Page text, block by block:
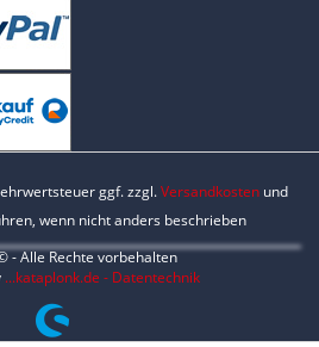
ggf. zzgl.Versandkosten und
wenn nicht anders beschrieben
- Alle Rechte vorbehalten
...kataplonk.de - Datentechnik